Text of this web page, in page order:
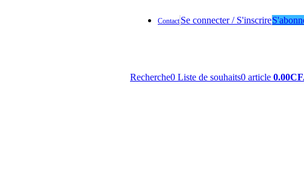
Contact Se connecter / S'inscrire
Recherche0 Liste de souhaits0 article 0.00